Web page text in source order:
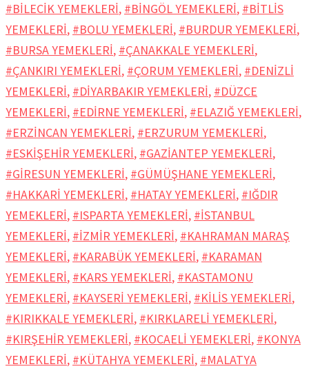
#BİLECİK YEMEKLERİ, #BİNGÖL YEMEKLERİ, #BİTLİS
YEMEKLERİ, #BOLU YEMEKLERİ, #BURDUR YEMEKLERİ,
#BURSA YEMEKLERİ, #ÇANAKKALE YEMEKLERİ,
#ÇANKIRI YEMEKLERİ, #ÇORUM YEMEKLERİ, #DENİZLİ
YEMEKLERİ, #DİYARBAKIR YEMEKLERİ, #DÜZCE
YEMEKLERİ, #EDİRNE YEMEKLERİ, #ELAZIĞ YEMEKLERİ,
#ERZİNCAN YEMEKLERİ, #ERZURUM YEMEKLERİ,
#ESKİŞEHİR YEMEKLERİ, #GAZİANTEP YEMEKLERİ,
#GİRESUN YEMEKLERİ, #GÜMÜŞHANE YEMEKLERİ,
#HAKKARİ YEMEKLERİ, #HATAY YEMEKLERİ, #IĞDIR
YEMEKLERİ, #ISPARTA YEMEKLERİ, #İSTANBUL
YEMEKLERİ, #İZMİR YEMEKLERİ, #KAHRAMAN MARAŞ
YEMEKLERİ, #KARABÜK YEMEKLERİ, #KARAMAN
YEMEKLERİ, #KARS YEMEKLERİ, #KASTAMONU
YEMEKLERİ, #KAYSERİ YEMEKLERİ, #KİLİS YEMEKLERİ,
#KIRIKKALE YEMEKLERİ, #KIRKLARELİ YEMEKLERİ,
#KIRŞEHİR YEMEKLERİ, #KOCAELİ YEMEKLERİ, #KONYA
YEMEKLERİ, #KÜTAHYA YEMEKLERİ, #MALATYA